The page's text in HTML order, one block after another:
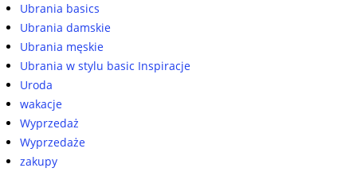
Ubrania basics
Ubrania damskie
Ubrania męskie
Ubrania w stylu basic Inspiracje
Uroda
wakacje
Wyprzedaż
Wyprzedaże
zakupy